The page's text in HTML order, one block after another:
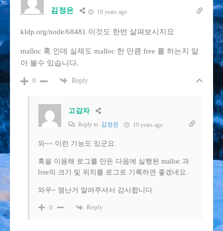
김정은 19 years ago
kldp.org/node/68481 이것도 한번 살펴보시지요
malloc 훅 인데 실제도 malloc 한 만큼 free 를 하는지 알
아 볼수 있습니다.
0 Reply
고감자
Reply to 김정은 19 years ago
와~~ 이런 기능도 있군요.
훅을 이용해 로그를 만든 다음에 실행된 malloc 과
free의 크기 및 위치를 로그로 기록하면 좋겠네요..
와우~ 잼난거 알려주셔서 감사합니다.
0 Reply